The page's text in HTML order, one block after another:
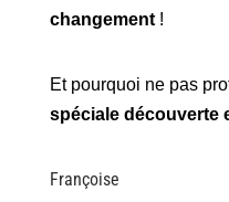
changement!
Et pourquoi ne pas
spéciale découverte
Françoise